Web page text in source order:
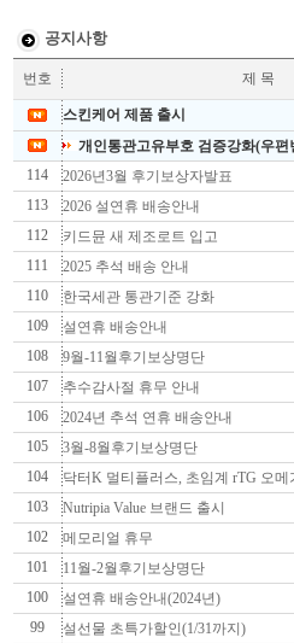
공지사항
번호 제 목
스킨케어 제품 출시
개인통관고유부호 검증강화(우편
114
2026년3월 후기보상자발표
113
2026 설연휴 배송안내
112
키드뮨 새 제조로트 입고
111
2025 추석 배송 안내
110
한국세관 통관기준 강화
109
설연휴 배송안내
108
9월-11월후기보상명단
107
추수감사절 휴무 안내
106
2024년 추석 연휴 배송안내
105
3월-8월후기보상명단
104
닥터K 멀티플러스, 초임계 rTG 오메
103
Nutripia Value 브랜드 출시
102
메모리얼 휴무
101
11월-2월후기보상명단
100
설연휴 배송안내(2024년)
99
설선물 초특가할인(1/31까지)